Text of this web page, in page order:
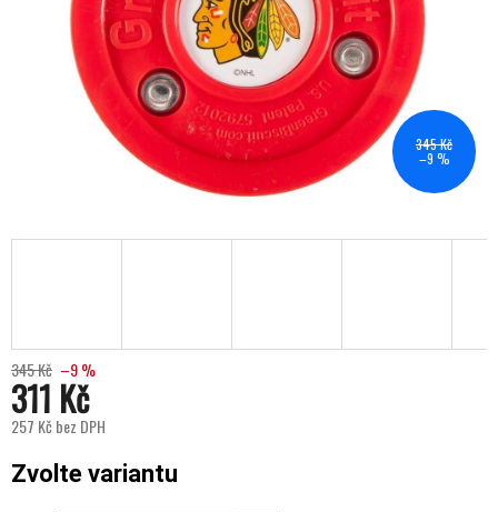
345 Kč
–9 %
345 Kč –9 %
311 Kč
257 Kč bez DPH
Zvolte variantu